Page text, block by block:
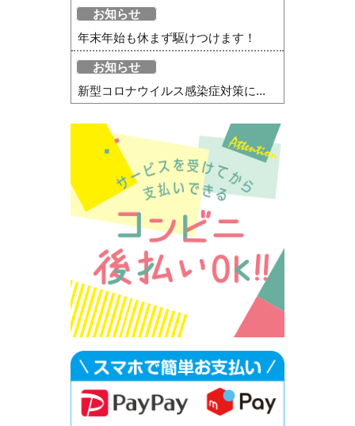
お知らせ
年末年始も休まず駆けつけます！
お知らせ
新型コロナウイルス感染症対策に...